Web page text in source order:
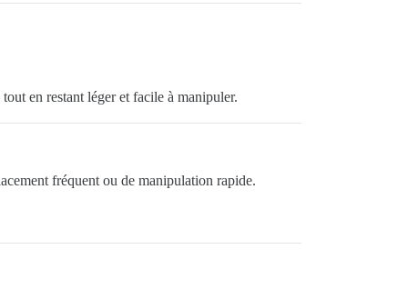
en restant léger et facile à manipuler.
fréquent ou de manipulation rapide.